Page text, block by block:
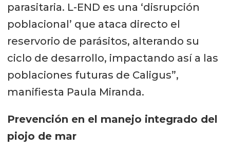
parasitaria. L-END es una ‘disrupción
poblacional’ que ataca directo el
reservorio de parásitos, alterando su
ciclo de desarrollo, impactando así a las
poblaciones futuras de Caligus”,
manifiesta Paula Miranda.
Prevención en el manejo integrado del
piojo de mar